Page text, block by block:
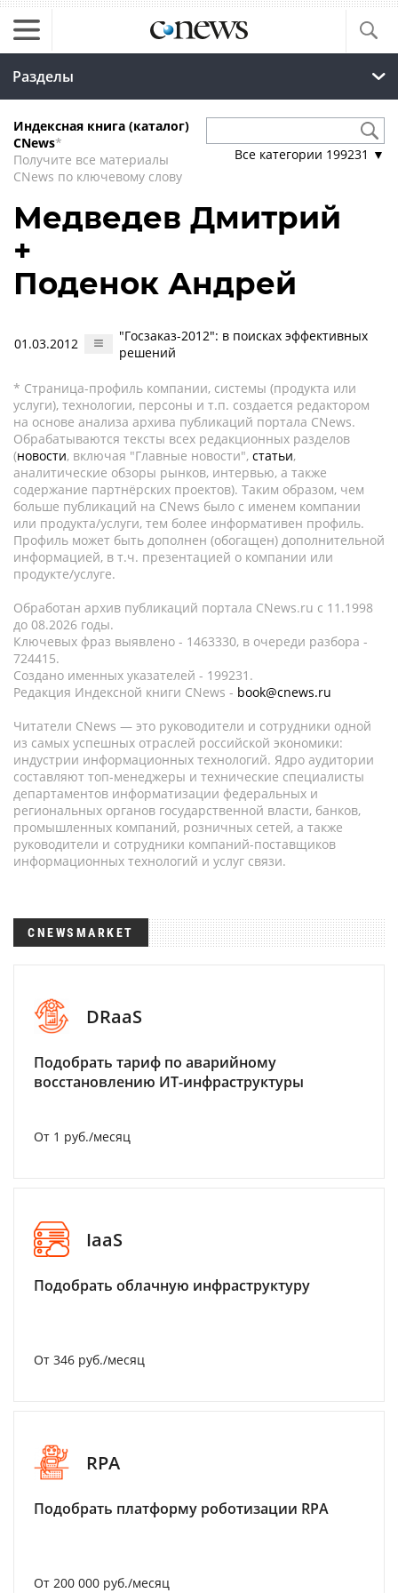
Разделы
Индексная книга (каталог)
CNews*
Получите все материалы
CNews по ключевому слову
Все категории 199231 ▼
Медведев Дмитрий
+
Поденок Андрей
01.03.2012
"Госзаказ-2012": в поисках эффективных
решений
* Страница-профиль компании, системы (продукта или
услуги), технологии, персоны и т.п. создается редактором
на основе анализа архива публикаций портала CNews.
Обрабатываются тексты всех редакционных разделов
(новости, включая "Главные новости", статьи,
аналитические обзоры рынков, интервью, а также
содержание партнёрских проектов). Таким образом, чем
больше публикаций на CNews было с именем компании
или продукта/услуги, тем более информативен профиль.
Профиль может быть дополнен (обогащен) дополнительной
информацией, в т.ч. презентацией о компании или
продукте/услуге.
Обработан архив публикаций портала CNews.ru c 11.1998
до 08.2026 годы.
Ключевых фраз выявлено - 1463330, в очереди разбора -
724415.
Создано именных указателей - 199231.
Редакция Индексной книги CNews - book@cnews.ru
Читатели CNews — это руководители и сотрудники одной
из самых успешных отраслей российской экономики:
индустрии информационных технологий. Ядро аудитории
составляют топ-менеджеры и технические специалисты
департаментов информатизации федеральных и
региональных органов государственной власти, банков,
промышленных компаний, розничных сетей, а также
руководители и сотрудники компаний-поставщиков
информационных технологий и услуг связи.
CNEWSMARKET
DRaaS
Подобрать тариф по аварийному
восстановлению ИТ-инфраструктуры
От 1 руб./месяц
IaaS
Подобрать облачную инфраструктуру
От 346 руб./месяц
RPA
Подобрать платформу роботизации RPA
От 200 000 руб./месяц